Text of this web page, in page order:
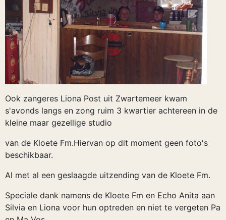
Ook zangeres Liona Post uit Zwartemeer kwam
s'avonds langs en zong ruim 3 kwartier achtereen in de
kleine maar gezellige studio
van de Kloete Fm.Hiervan op dit moment geen foto's
beschikbaar.
Al met al een geslaagde uitzending van de Kloete Fm.
Speciale dank namens de Kloete Fm en Echo Anita aan
Silvia en Liona voor hun optreden en niet te vergeten Pa